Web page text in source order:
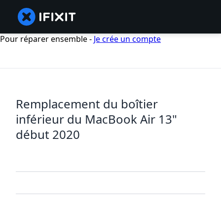
Pour réparer ensemble - Je crée un compte
Remplacement du boîtier
inférieur du MacBook Air 13"
début 2020